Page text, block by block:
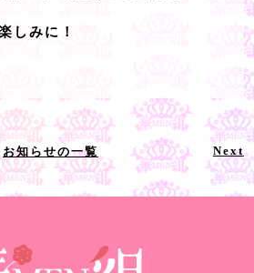
しみに！
お知らせの一覧 Next